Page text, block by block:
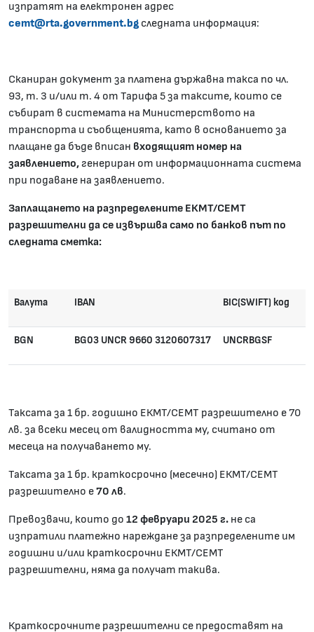
изпратят на електронен адрес
cemt@rta.government.bg следната информация:
Сканиран документ за платена държавна такса по чл.
93, т. 3 и/или т. 4 от Тарифа 5 за таксите, които се
събират в системата на Министерството на
транспорта и съобщенията, като в основанието за
плащане да бъде вписан входящият номер на
заявлението,генериран от информационната система
при подаване на заявлението.
Заплащането на разпределените ЕКМТ/СЕМТ
разрешителни да се извършва само по банков път по
следната сметка:
Валута IBAN BIC(SWIFT) код
BGN BG03 UNCR 9660 3120607317 UNCRBGSF
Таксата за 1 бр. годишно ЕКМТ/СЕМТ разрешително е 70
лв. за всеки месец от валидността му, считано от
месеца на получаването му.
Таксата за 1 бр. краткосрочно (месечно) ЕКМТ/СЕМТ
разрешително е70 лв.
Превозвачи, които до 12 февруари 2025 г. не са
изпратили платежно нареждане за разпределените им
годишни и/или краткосрочни ЕКМТ/СЕМТ
разрешителни, няма да получат такива.
Краткосрочните разрешителни се предоставят на